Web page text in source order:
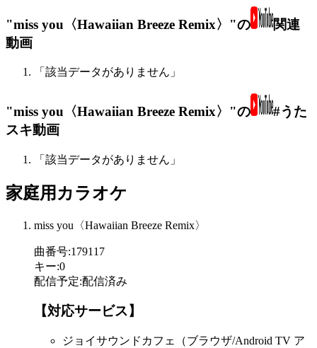
"miss you〈Hawaiian Breeze Remix〉"の
関連
動画
「該当データがありません」
"miss you〈Hawaiian Breeze Remix〉"の
#うた
スキ動画
「該当データがありません」
家庭用カラオケ
miss you〈Hawaiian Breeze Remix〉
曲番号:179117
キー:0
配信予定:配信済み
【対応サービス】
ジョイサウンドカフェ（ブラウザ/Android TV ア